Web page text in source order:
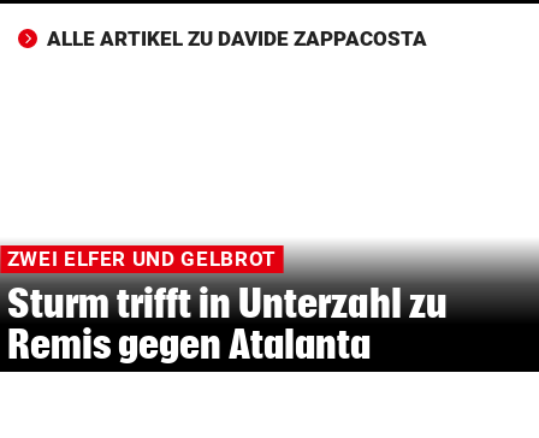
ALLE ARTIKEL ZU DAVIDE ZAPPACOSTA
ZWEI ELFER UND GELBROT
Sturm trifft in Unterzahl zu
Remis gegen Atalanta